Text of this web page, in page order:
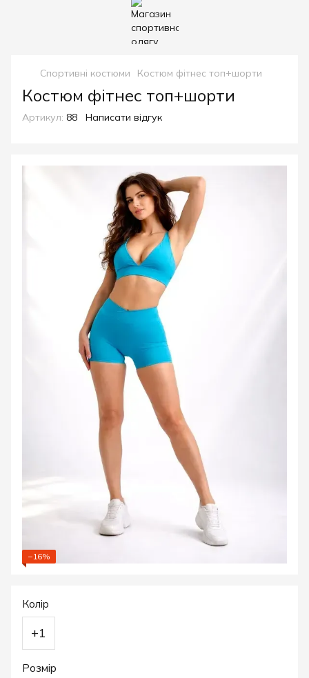
Спортивні костюми Костюм фітнес топ+шорти
Костюм фітнес топ+шорти
Артикул: 88 Написати відгук
−16%
Колір
+1
Розмір